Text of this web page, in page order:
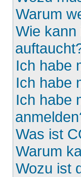
Warum
Wie
Ich habe
Ich habe
Ich habe
Was ist
Warum
Wozu ist